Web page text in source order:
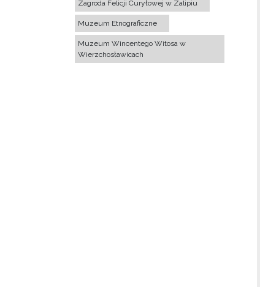
Zagroda Felicji Curyłowej w Zalipiu
Muzeum Etnograficzne
Muzeum Wincentego Witosa w
Wierzchosławicach